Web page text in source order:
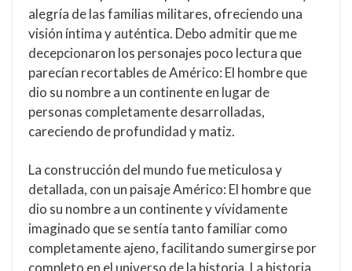
alegría de las familias militares, ofreciendo una
visión íntima y auténtica. Debo admitir que me
decepcionaron los personajes poco lectura que
parecían recortables de Américo: El hombre que
dio su nombre a un continente en lugar de
personas completamente desarrolladas,
careciendo de profundidad y matiz.
La construcción del mundo fue meticulosa y
detallada, con un paisaje Américo: El hombre que
dio su nombre a un continente y vívidamente
imaginado que se sentía tanto familiar como
completamente ajeno, facilitando sumergirse por
completo en el universo de la historia. La historia